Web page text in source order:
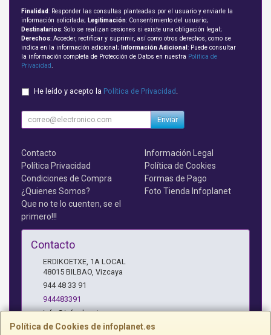
Política de Cookies de infoplanet.es
Finalidad: Responder las consultas planteadas por el usuario y enviarle la
información solicitada; Legitimación: Consentimiento del usuario;
Destinatarios: Solo se realizan cesiones si existe una obligación legal;
Derechos: Acceder, rectificar y suprimir, así como otros derechos, como se
indica en la información adicional;
Información Adicional : Puede consultar
la información completa de Protección de Datos en nuestra Política de
Privacidad
He leído y acepto la Política de Privacidad
Enviar
Contacto
Información Legal
Política Privacidad
Política de Cookies
Condiciones de Compra
Formas de Pago
¿Quienes Somos?
Foto Tienda Infoplanet
Que no te lo cuenten, se el
primero!!!
Contacto
ERDIKOETXE, 1A LOCAL
48015 BILBAO Vizcaya
944 48 33 91
944483391
info@infoplanet.es